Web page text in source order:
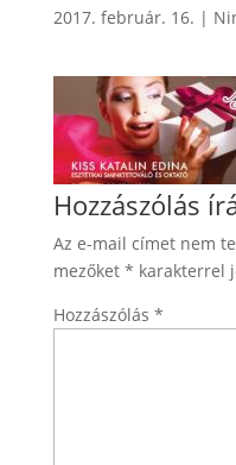
2017. február. 16. |
Hozzászólás
Az e-mail címet nem
mezőket * karakterrel
Hozzászólás *